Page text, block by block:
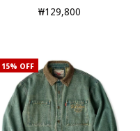
₩129,800
15% OFF